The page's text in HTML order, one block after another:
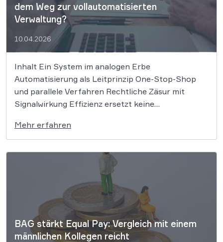
dem Weg zur vollautomatisierten
Verwaltung?
10.04.2026
Inhalt Ein System im analogen Erbe
Automatisierung als Leitprinzip One-Stop-Shop
und parallele Verfahren Rechtliche Zäsur mit
Signalwirkung Effizienz ersetzt keine
Bürokratie gilt als schwerfällig, komplex und
innovationshemmend, ein Befund, der seit Jahren
kaum bestritten wird. Nun soll ein von mehreren
Bundesländern vorangetriebenes Reformprojekt
Mehr erfahren
BAG stärkt Equal Pay: Vergleich mit einem
männlichen Kollegen reicht